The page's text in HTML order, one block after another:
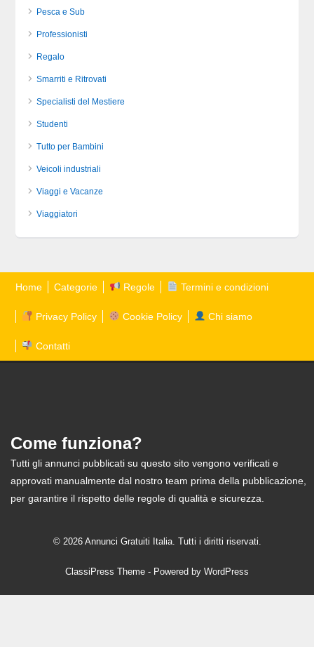
Pesca e Sub
Professionisti
Regalo
Smarriti e Ritrovati
Specialisti del Mestiere
Studenti
Tutto per Bambini
Veicoli industriali
Viaggi e Vacanze
Viaggiatori
Home Categorie Regole Termini e condizioni
Privacy Policy Cookie Policy Chi siamo
Contatti
Come funziona?
Tutti gli annunci pubblicati su questo sito vengono verificati e
approvati manualmente dal nostro team prima della pubblicazione,
per garantire il rispetto delle regole di qualità e sicurezza.
© 2026 Annunci Gratuiti Italia. Tutti i diritti riservati.
ClassiPress Theme - Powered by WordPress